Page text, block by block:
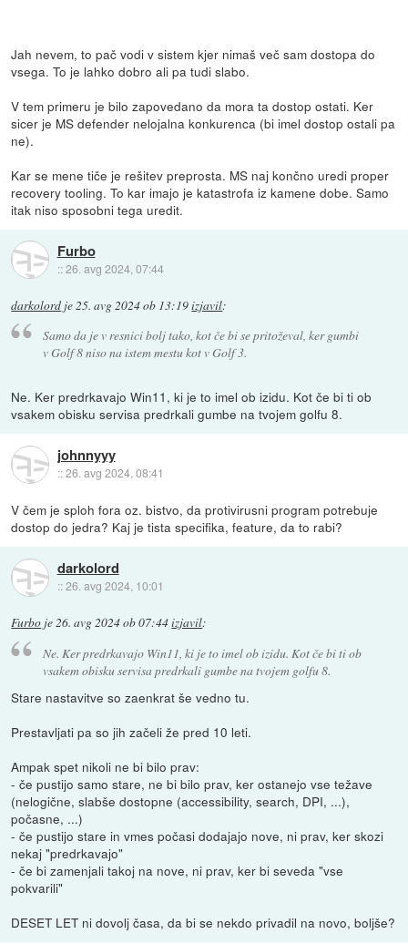
Jah nevem, to pač vodi v sistem kjer nimaš več sam dostopa do
vsega. To je lahko dobro ali pa tudi slabo.
V tem primeru je bilo zapovedano da mora ta dostop ostati. Ker
sicer je MS defender nelojalna konkurenca (bi imel dostop ostali pa
ne).
Kar se mene tiče je rešitev preprosta. MS naj končno uredi proper
recovery tooling. To kar imajo je katastrofa iz kamene dobe. Samo
itak niso sposobni tega uredit.
Furbo
::26. avg 2024, 07:44
darkolord je 25. avg 2024 ob 13:19izjavil:
Samo da je v resnici bolj tako, kot če bi se pritoževal, ker gumbi
v Golf 8 niso na istem mestu kot v Golf 3.
Ne. Ker predrkavajo Win11, ki je to imel ob izidu. Kot če bi ti ob
vsakem obisku servisa predrkali gumbe na tvojem golfu 8.
johnnyyy
::26. avg 2024, 08:41
V čem je sploh fora oz. bistvo, da protivirusni program potrebuje
dostop do jedra? Kaj je tista specifika, feature, da to rabi?
darkolord
::26. avg 2024, 10:01
Furbo je26. avg 2024 ob 07:44izjavil:
Ne. Ker predrkavajo Win11, ki je to imel ob izidu. Kot če bi ti ob
vsakem obisku servisa predrkali gumbe na tvojem golfu 8.
Stare nastavitve so zaenkrat še vedno tu.
Prestavljati pa so jih začeli že pred 10 leti.
Ampak spet nikoli ne bi bilo prav:
- če pustijo samo stare, ne bi bilo prav, ker ostanejo vse težave
(nelogične, slabše dostopne (accessibility, search, DPI, ...),
počasne, ...)
- če pustijo stare in vmes počasi dodajajo nove, ni prav, ker skozi
nekaj "predrkavajo"
- če bi zamenjali takoj na nove, ni prav, ker bi seveda "vse
pokvarili"
DESET LET ni dovolj časa, da bi se nekdo privadil na novo, boljše?